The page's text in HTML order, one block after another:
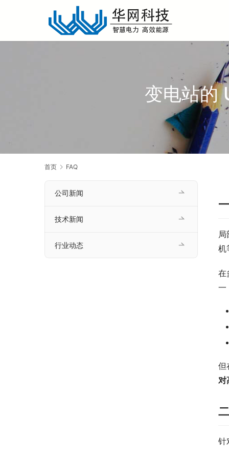
变电站的
首页 FAQ
机
在
一
但
对
针
公司新闻
技术新闻
行业动态